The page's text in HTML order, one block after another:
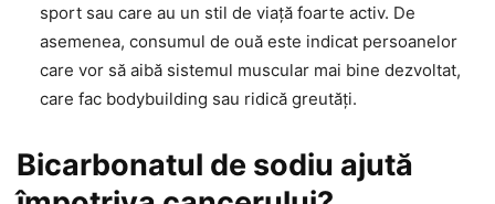
sport sau care au un stil de viață foarte activ. De
asemenea, consumul de ouă este indicat persoanelor
care vor să aibă sistemul muscular mai bine dezvoltat,
care fac bodybuilding sau ridică greutăți.
Bicarbonatul de sodiu ajută